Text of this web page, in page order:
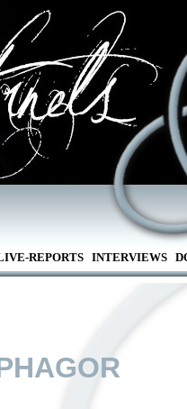
REPORTS INTERVIEWS